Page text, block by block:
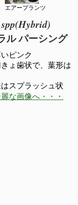
エアープランツ
ル パーシング
ピンク
ょ歯状で、葉形は
スプラッシュ状
な画像へ・・・